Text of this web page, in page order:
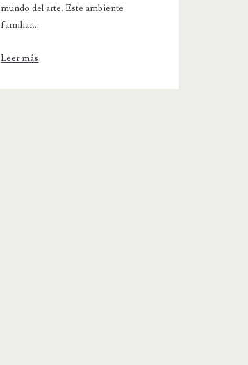
mundo del arte. Este ambiente
familiar...
Leer más